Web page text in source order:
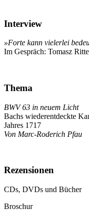
Interview
»Forte kann vielerlei
Im Gespräch: Tomasz
Thema
BWV 63 in neuem Licht
Bachs wiederentdeckte
Jahres 1717
Von Marc-Roderich Pfau
Rezensionen
CDs, DVDs und Bücher
Broschur